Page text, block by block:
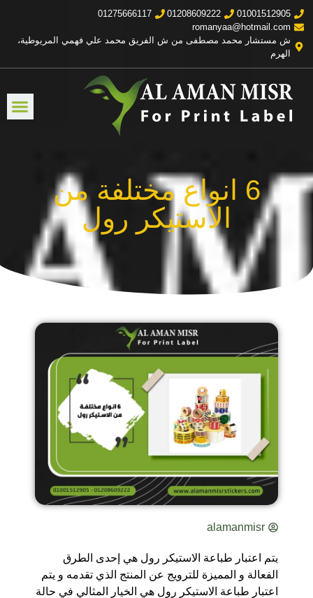
01001512905
01208609222
01275666117
romanyaa@hotmail.com
ش مستشار محمد مصطفى من ش الفريق محمد علي فهمي المريوطية،
الهرم
6 انواع مختلفة من
الاستيكر رول
alamanmisr
يتم اعتبار طباعة الاستيكر رول هي إحدى الطرق
الفعالة و المميزة للترويج عن المنتج الذي تقدمه و يتم
اعتبار طباعة الاستيكر رول هي الخيار المثالي في حالة